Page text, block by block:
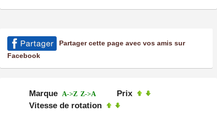
Partager cette page avec vos amis sur
Facebook
Marque A->Z Z->A
Prix
Vitesse de rotation